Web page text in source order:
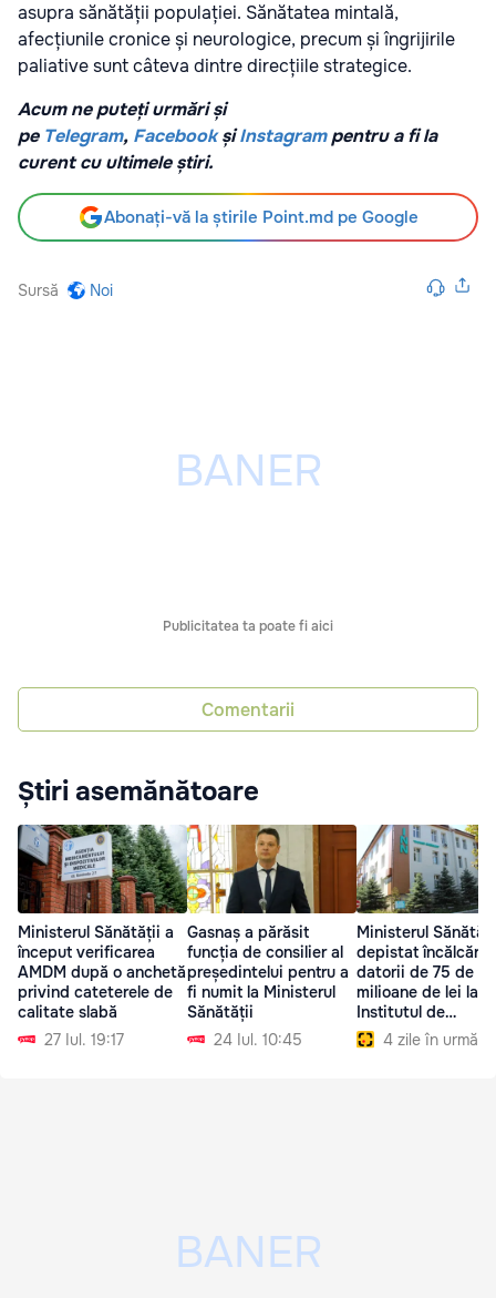
asupra sănătății populației. Sănătatea mintală,
afecțiunile cronice și neurologice, precum și îngrijirile
paliative sunt câteva dintre direcțiile strategice.
Acum ne puteți urmări și
pe Telegram, FacebookșiInstagrampentru a fi la
curent cu ultimele știri.
Abonați-vă la știrile Point.md pe Google
Sursă Noi
Publicitatea ta poate fi aici
Comentarii
Știri asemănătoare
Ministerul Sănătății a
început verificarea
AMDM după o anchetă
privind cateterele de
calitate slabă
27 Iul. 19:17
Gasnaș a părăsit
funcția de consilier al
președintelui pentru a
fi numit la Ministerul
Sănătății
24 Iul. 10:45
Ministerul
depistat încălcări
datorii de 75 de
milioane de lei la
Institutul de
Neurologie
4 zile în urmă